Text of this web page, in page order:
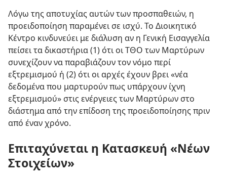
Λόγω της αποτυχίας αυτών των προσπαθειών, η
προειδοποίηση παραμένει σε ισχύ. Το Διοικητικό
Κέντρο κινδυνεύει με διάλυση αν η Γενική Εισαγγελία
πείσει τα δικαστήρια (1) ότι οι ΤΘΟ των Μαρτύρων
συνεχίζουν να παραβιάζουν τον νόμο περί
εξτρεμισμού ή (2) ότι οι αρχές έχουν βρει «νέα
δεδομένα που μαρτυρούν πως υπάρχουν ίχνη
εξτρεμισμού» στις ενέργειες των Μαρτύρων στο
διάστημα από την επίδοση της προειδοποίησης πριν
από έναν χρόνο.
Επιταχύνεται η Κατασκευή «Νέων
Στοιχείων»